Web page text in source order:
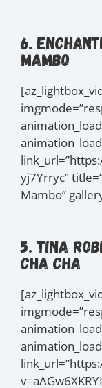
6.
Mambo
yj7Yrryc”
Mambo”
5. Tina
Cha Cha